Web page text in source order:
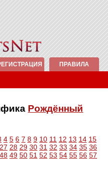
ПРАВИЛА
Рождённый
4 5 6 7 8 9 10 11 12 13 14 15
27 28 29 30 31 32 33 34 35 36
48 49 50 51 52 53 54 55 56 57